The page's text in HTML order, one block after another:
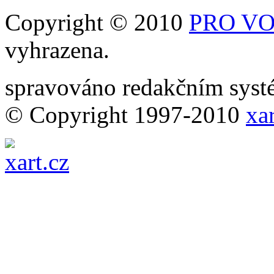
Copyright © 2010 PRO
vyhrazena.
spravováno redakčním
© Copyright 1997-2010